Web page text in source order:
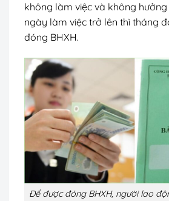
không làm việc và không hưởng
ngày làm việc trở lên thì tháng
đóng BHXH.
Để được đóng BHXH, người lao